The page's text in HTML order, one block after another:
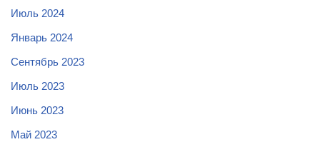
Июль 2024
Январь 2024
Сентябрь 2023
Июль 2023
Июнь 2023
Май 2023